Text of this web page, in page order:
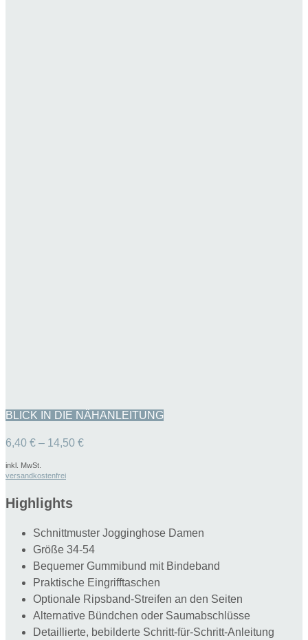
BLICK IN DIE NÄHANLEITUNG
6,40 € – 14,50 €
inkl. MwSt.
versandkostenfrei
Highlights
Schnittmuster Jogginghose Damen
Größe 34-54
Bequemer Gummibund mit Bindeband
Praktische Eingrifftaschen
Optionale Ripsband-Streifen an den Seiten
Alternative Bündchen oder Saumabschlüsse
Detaillierte, bebilderte Schritt-für-Schritt-Anleitung